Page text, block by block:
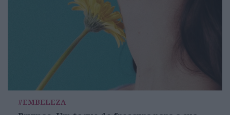
#EMBELEZA